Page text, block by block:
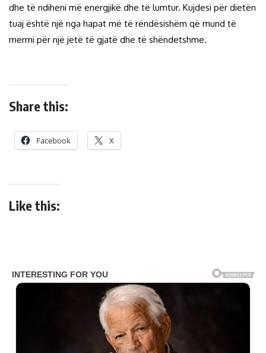
dhe të ndiheni më energjikë dhe të lumtur. Kujdesi për dietën
tuaj është një nga hapat më të rëndësishëm që mund të
merrni për një jetë të gjatë dhe të shëndetshme.
Share this:
Facebook X
Like this: